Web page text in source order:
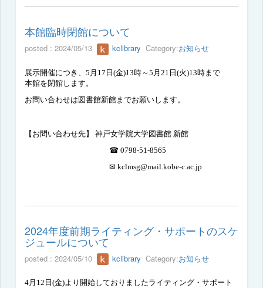
本館臨時閉館について
posted : 2024/05/13 kclibrary Category:お知らせ
展示開催につき、 5 月 17 日 (金)13時～5 月 21 日 (火)13時まで
本館を閉館します。
お問い合わせは図書館新館までお願いします。
【お問い合わせ先】 神戸女学院大学図書館 新館
☎ 0798-51-8565
✉ kclmsg@mail.kobe-c.ac.jp
2024年度前期ライティング・サポートのスケ
ジュールについて
posted : 2024/05/10 kclibrary Category:お知らせ
4月 12 日 (金)より開始しておりましたライティング・サポート